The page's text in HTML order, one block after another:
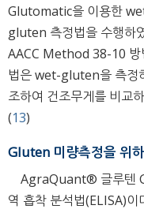
Glutomatic을 이용한
gluten 측정법을 수행하
AACC Method 38-10
법은 wet-gluten을 측정
조하여 건조무게를 비교
(13)
Gluten 미량측정을 위
AgraQuant® 글루텐
역 흡착 분석법(ELISA)